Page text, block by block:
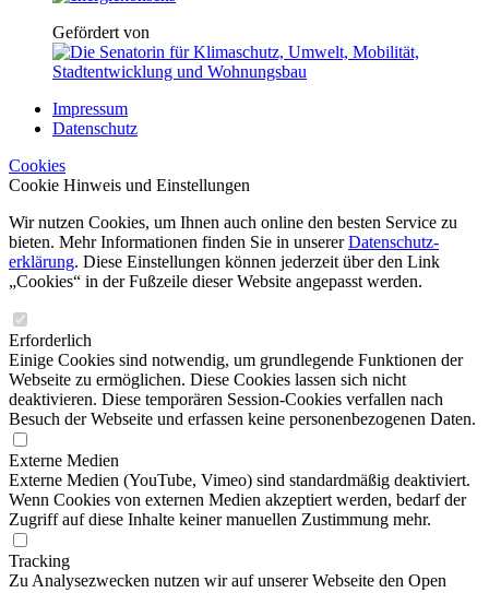
Gefördert von
Impressum
Datenschutz
Cookies
Cookie Hinweis und Einstellungen
Wir nutzen Cookies, um Ihnen auch online den besten Service zu
bieten. Mehr Infor­mationen finden Sie in unsererDatenschutz­
erklärung. Diese Einstellungen können jederzeit über den Link
„Cookies“ in der Fußzeile dieser Website angepasst werden.
Erforderlich
Einige Cookies sind notwendig, um grundlegende Funktionen der
Webseite zu ermöglichen. Diese Cookies lassen sich nicht
deaktivieren. Diese temporären Session-Cookies verfallen nach
Besuch der Webseite und erfassen keine personenbezogenen Daten.
Externe Medien
Externe Medien (YouTube, Vimeo) sind standardmäßig deaktiviert.
Wenn Cookies von externen Medien akzeptiert werden, bedarf der
Zugriff auf diese Inhalte keiner manuellen Zustimmung mehr.
Tracking
Zu Analysezwecken nutzen wir auf unserer Webseite den Open